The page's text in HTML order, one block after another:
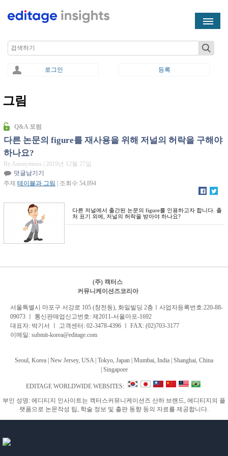
Search
로그인 등록
You are here
그림
Q&A 포럼
다른 논문의 figure를 재사용을 위해 저널의 허락을 구해야
하나요?
By Anonymous
| 2019년 12월 27일
덧글남기기
주제 테이블과 그림 | 조회수 54,894
다른 저널에서 출간된 논문의 figure를 인용하고자 합니다. 출
처 표기 외에, 저널의 허락을 받아야 하나요?
(주) 캑터스
커뮤니케이션즈코리아
서 울특별시 마포구 서강로 105 (창전동), 화일빌딩 2층 ㅣ사업자등록번호:220-88-
09073 ㅣ 통신판매업신고번호: 제2011-서울마포-1692
대표자: 박기서 ㅣ 고객센터: 02-3478-4396 ㅣ FAX: (02)703-3177
이메일: submit-korea@editage.com
Seoul, Korea | New Jersey, USA | Tokyo, Japan | Mumbai, India | Shanghai, China
Singapore
EDITAGE WORLDWIDE WEBSITES:
부인 성명: 에디티지 인사이트는 캑터스커뮤니케이션즈 산하 브랜드, 에디티지의 플
랫폼으로 논문작성 팁, 학술 정보 및 출판 동향 등의 자료를 제공합니다.